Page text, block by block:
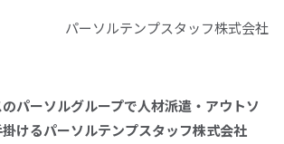
パーソルテンプスタッフ株式会社
パーソルグループで人材派遣・アウトソ
けるパーソルテンプスタッフ株式会社